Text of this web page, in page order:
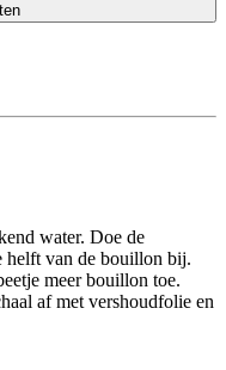
water. Doe de
helft van de bouillon bij.
meer bouillon toe.
af met vershoudfolie en